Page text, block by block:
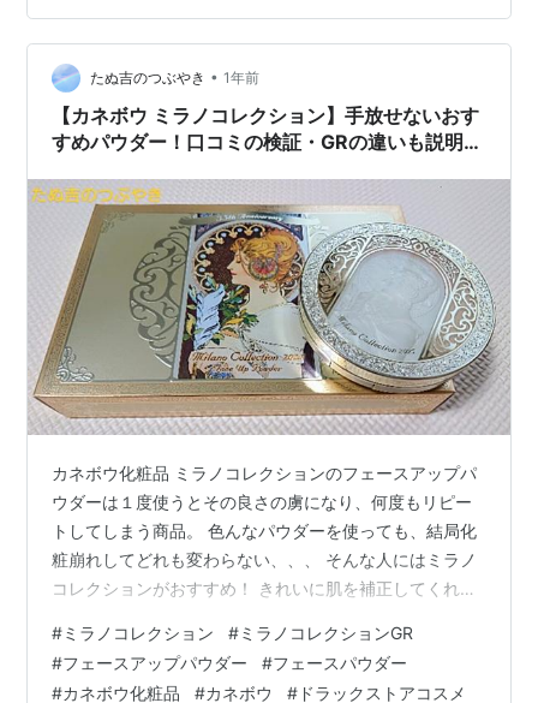
源が入らないスマホからでは、認証や引き継ぎができな
い。 Suica、クレジッ…
たぬ吉のつぶやき • 1年前
【カネボウ ミラノコレクション】手放せないおす
すめパウダー！口コミの検証・GRの違いも説明し
カネボウ化粧品 ミラノコレクションのフェースアップパ
ウダーは１度使うとその良さの虜になり、何度もリピー
トしてしまう商品。 色んなパウダーを使っても、結局化
粧崩れしてどれも変わらない、、、 そんな人にはミラノ
コレクションがおすすめ！ きれいに肌を補正してくれ
れるパウダーです。 色んなパウダーを使ってきた人だか
らこそ、ミラノコレクションの良さを実感するはず！ ・
#ミラノコレクション #ミラノコレクションGR
#フェースアップパウダー #フェースパウダー
#カネボウ化粧品 #カネボウ # ドラックストアコスメ